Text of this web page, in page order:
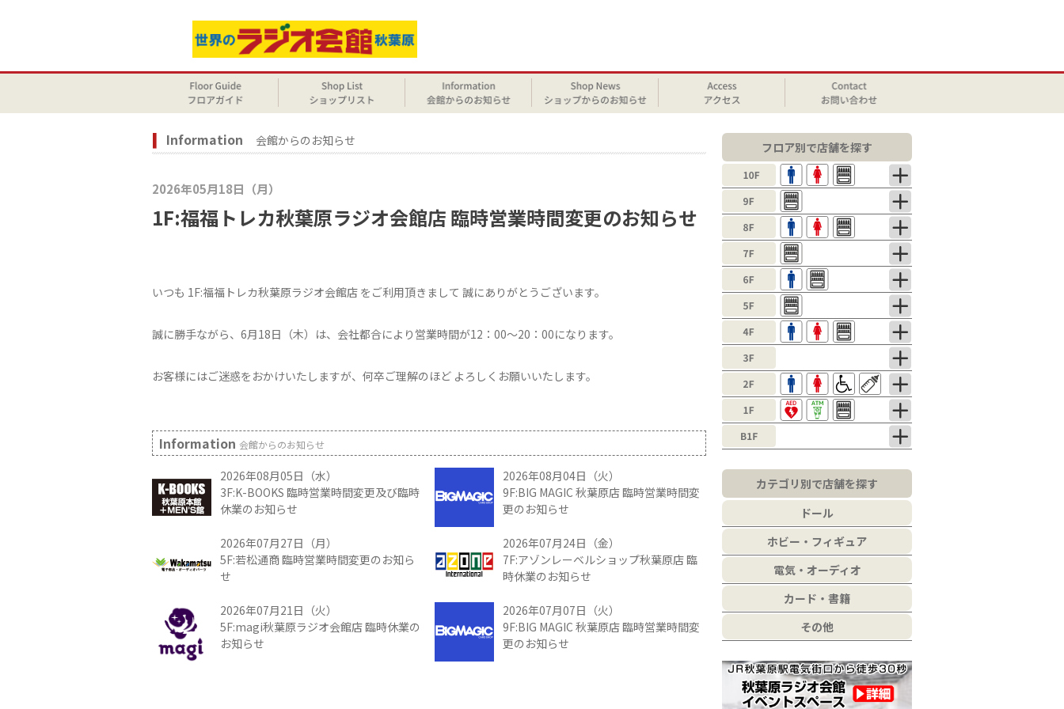
Information 会館からのお知らせ
2026年05月18日（月）
1F:福福トレカ秋葉原ラジオ会館店 臨時営業時間変更のお知らせ
いつも 1F:福福トレカ秋葉原ラジオ会館店 をご利用頂きまして 誠にありがとうございます。
誠に勝手ながら、6月18日（木）は、会社都合により営業時間が12：00～20：00になります。
お客様にはご迷惑をおかけいたしますが、何卒ご理解のほど よろしくお願いいたします。
Information 会館からのお知らせ
2026年08月05日（水）
3F:K-BOOKS 臨時営業時間変更及び臨時
休業のお知らせ
2026年08月04日（火）
9F:BIG MAGIC 秋葉原店 臨時営業時間変
更のお知らせ
2026年07月27日（月）
5F:若松通商 臨時営業時間変更のお知ら
せ
2026年07月24日（金）
7F:アゾンレーベルショップ秋葉原店 臨
時休業のお知らせ
2026年07月21日（火）
5F:magi秋葉原ラジオ会館店 臨時休業の
お知らせ
2026年07月07日（火）
9F:BIG MAGIC 秋葉原店 臨時営業時間変
更のお知らせ
フロア別で店舗を探す
カテゴリ別で店舗を探す
ドール
ホビー・フィギュア
電気・オーディオ
カード・書籍
その他